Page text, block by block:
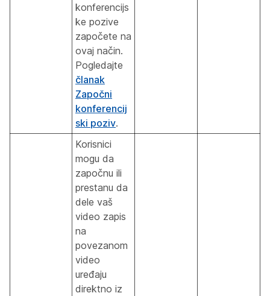
konferencijs
ke pozive
započete na
ovaj način.
Pogledajte
članak
Započni
konferencij
ski poziv.
Korisnici
mogu da
započnu ili
prestanu da
dele vaš
video zapis
na
povezanom
video
uređaju
direktno iz